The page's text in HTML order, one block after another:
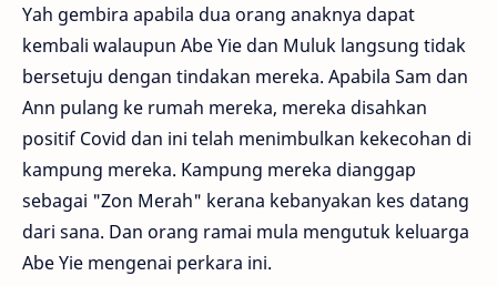
Yah gembira apabila dua orang anaknya dapat
kembali walaupun Abe Yie dan Muluk langsung tidak
bersetuju dengan tindakan mereka. Apabila Sam dan
Ann pulang ke rumah mereka, mereka disahkan
positif Covid dan ini telah menimbulkan kekecohan di
kampung mereka. Kampung mereka dianggap
sebagai "Zon Merah" kerana kebanyakan kes datang
dari sana. Dan orang ramai mula mengutuk keluarga
Abe Yie mengenai perkara ini.